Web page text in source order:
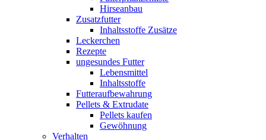
Hirseanbau
Zusatzfutter
Inhaltsstoffe Zusätze
Leckerchen
Rezepte
ungesundes Futter
Lebensmittel
Inhaltsstoffe
Futteraufbewahrung
Pellets & Extrudate
Pellets kaufen
Gewöhnung
Verhalten